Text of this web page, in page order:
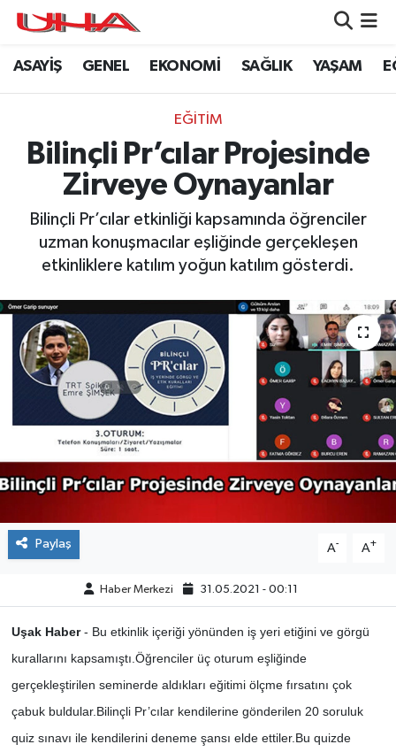
ASAYİŞ GENEL EKONOMİ SAĞLIK YAŞAM
EĞİTİM
Bilinçli Pr’cılar Projesinde
Zirveye Oynayanlar
Bilinçli Pr’cılar etkinliği kapsamında öğrenciler
uzman konuşmacılar eşliğinde gerçekleşen
etkinliklere katılım yoğun katılım gösterdi.
Paylaş A- A+
Haber Merkezi 31.05.2021 - 00:11
Uşak Haber- Bu etkinlik içeriği yönünden iş yeri etiğini ve görgü
kurallarını kapsamıştı.Öğrenciler üç oturum eşliğinde
gerçekleştirilen seminerde aldıkları eğitimi ölçme fırsatını çok
çabuk buldular.Bilinçli Pr’cılar kendilerine gönderilen 20 soruluk
quiz sınavı ile kendilerini deneme şansı elde ettiler.Bu quizde
ASAYİŞ
GENEL
SAĞLIK
EKONOMİ
EĞİTİM
ÇEVRE
DÜNYA
BİLİM VE TEKNOLOJİ
KAMPANYALAR
KÜLTÜR-SANAT
ÖZEL HABER
Nöbetçi Eczaneler
Namaz Vakitleri
Trafik Durumu
Puan Durumu ve Fikstür
Son Dakika Haberleri
Haber Arşivi